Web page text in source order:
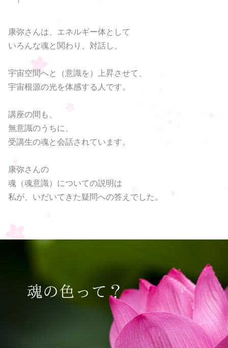
康弥さんは、エネルギー体として
いろんな魂と関わり、対話し、
宇宙空間へと（意識を）上昇させて、
宇宙根源の光を体感する人です。
講座の間も、
無意識のうちに、
受講生の魂と会話されています。
康弥さんの
魂（魂意識）についての説明は
私が、いだいてきた疑問への答えでした。